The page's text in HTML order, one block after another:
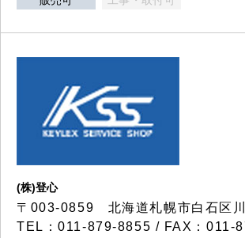
(株)登心
〒003-0859 北海道札幌市白石区
TEL：011-879-8855 / FAX：011-